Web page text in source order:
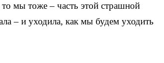
мы тоже – часть этой страшной
– и уходила, как мы будем уходить